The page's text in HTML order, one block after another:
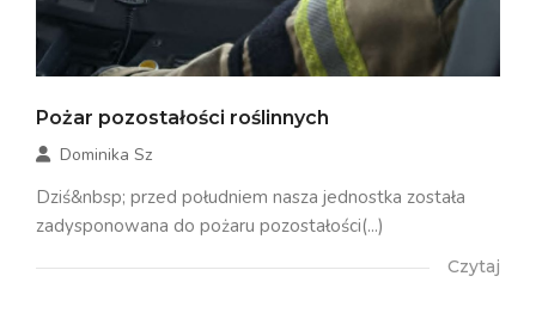
Pożar pozostałości roślinnych
Dominika Sz
Dziś&nbsp; przed południem nasza jednostka została
zadysponowana do pożaru pozostałości(...)
Czytaj